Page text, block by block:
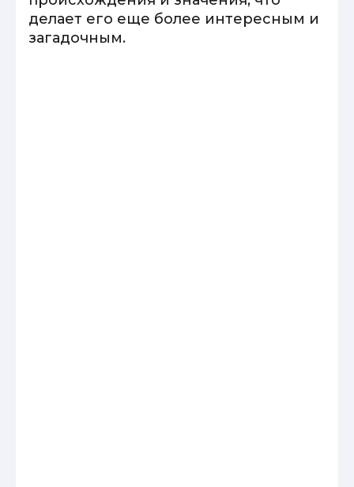
делает его еще более интересным и
загадочным.